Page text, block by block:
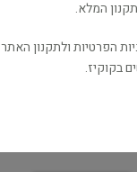
המלא.
הפרטיות ולתקנון האתר
בקוקיז.